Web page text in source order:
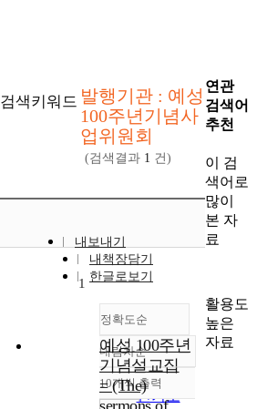
검색키워드 발행기관 : 예성
100주년기념사
업위원회
(검색결과 1 건)
내보내기
내책장담기
한글로보기
정확도순
정확도
순
인기도
내림차순
내림차순
10개씩 출력
1
예성 100주년
기념설교집
= (The)
연관
검색어
추천
이 검
색어로
많이
본 자
료
활용도
높은
자료